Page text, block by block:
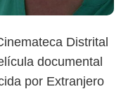
Distrital
documental
por Extranjero